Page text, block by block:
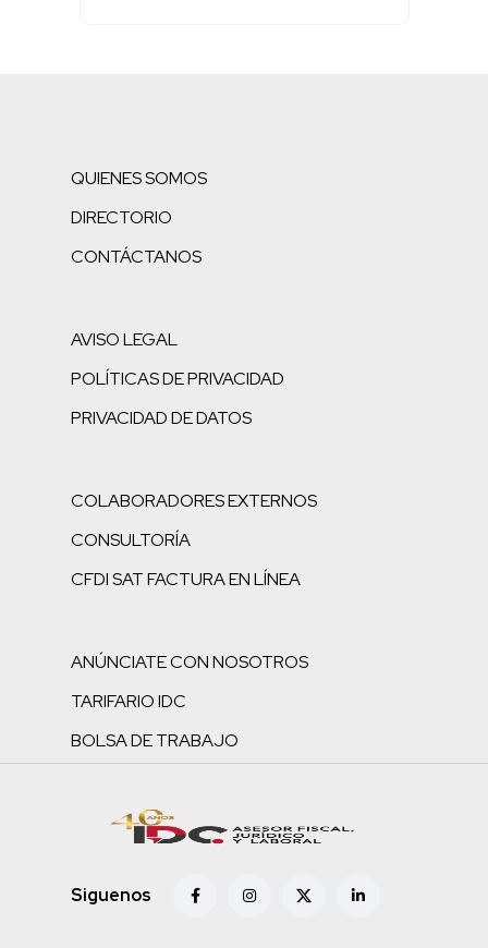
QUIENES SOMOS
DIRECTORIO
CONTÁCTANOS
AVISO LEGAL
POLÍTICAS DE PRIVACIDAD
PRIVACIDAD DE DATOS
COLABORADORES EXTERNOS
CONSULTORÍA
CFDI SAT FACTURA EN LÍNEA
ANÚNCIATE CON NOSOTROS
TARIFARIO IDC
BOLSA DE TRABAJO
Siguenos